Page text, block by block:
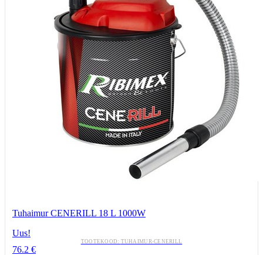
Tuhaimur CENERILL 18 L 1000W
Uus!
TOOTEKOOD: TUHAIMUR-CENERILL
76.2 €